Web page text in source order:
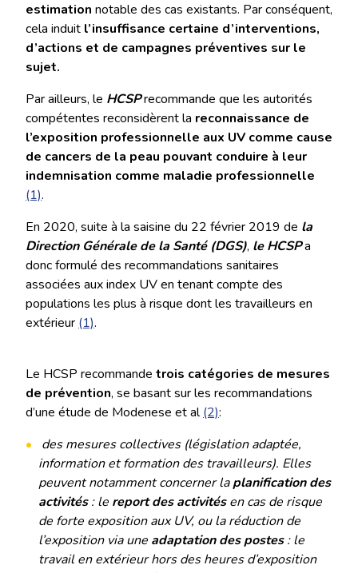
estimation notable des cas existants. Par conséquent,
cela induit l’insuffisance certaine d’interventions,
d’actions et de campagnes préventives sur le
sujet.
Par ailleurs, le HCSPrecommande que les autorités
compétentes reconsidèrent la reconnaissance de
l’exposition professionnelle aux UV comme cause
de cancers de la peau pouvant conduire à leur
indemnisation comme maladie professionnelle
(1).
En 2020, suite à la saisine du 22 février 2019 de la
Direction Générale de la Santé (DGS), le HCSPa
donc formulé des recommandations sanitaires
associées aux index UV en tenant compte des
populations les plus à risque dont les travailleurs en
extérieur (1).
Le HCSP recommande trois catégories de mesures
de prévention, se basant sur les recommandations
d’une étude de Modenese et al(2):
des mesures collectives (législation adaptée,
information et formation des travailleurs). Elles
peuvent notamment concerner laplanification des
activités: le report des activitésen cas de risque
de forte exposition aux UV, ou la réduction de
l’exposition via une adaptation des postes: le
travail en extérieur hors des heures d’exposition